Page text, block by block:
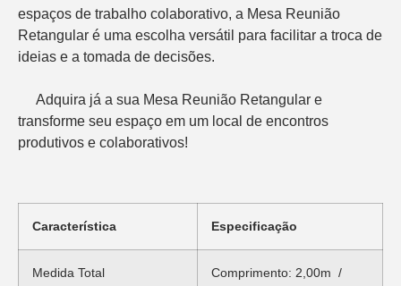
espaços de trabalho colaborativo, a Mesa Reunião
Retangular é uma escolha versátil para facilitar a troca de
ideias e a tomada de decisões.
transforme seu espaço em um local de encontros
Característica Especificação
Medida Total
Comprimento: 2,00m /